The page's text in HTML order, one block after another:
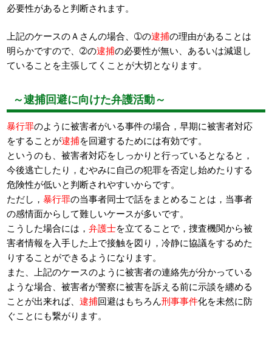
必要性があると判断されます。
上記のケースのＡさんの場合、➀の逮捕の理由があることは
明らかですので、➁の逮捕の必要性が無い、あるいは減退し
ていることを主張してくことが大切となります。
～逮捕回避に向けた弁護活動～
暴行罪のように被害者がいる事件の場合，早期に被害者対応
をすることが逮捕を回避するためには有効です。
というのも、被害者対応をしっかりと行っているとなると，
今後逃亡したり，むやみに自己の犯罪を否定し始めたりする
危険性が低いと判断されやすいからです。
ただし，暴行罪の当事者同士で話をまとめることは，当事者
の感情面からして難しいケースが多いです。
こうした場合には，弁護士を立てることで，捜査機関から被
害者情報を入手した上で接触を図り，冷静に協議をするめた
りすることができるようになります。
また、上記のケースのように被害者の連絡先が分かっている
ような場合、被害者が警察に被害を訴える前に示談を纏める
ことが出来れば、逮捕回避はもちろん刑事事件化を未然に防
ぐことにも繋がります。